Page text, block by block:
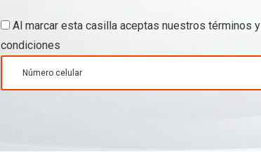
Al marcar esta casilla aceptas nuestros términos y
condiciones